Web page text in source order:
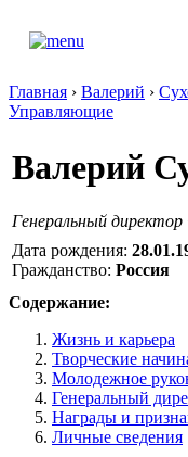
Главная › Валерий ›
Управляющие
Валерий
Генеральный
Дата рождения:
Гражданство: Россия
Содержание:
Жизнь и карьера
Творческие
Молодежное
Генеральный
Награды и
Личные сведения